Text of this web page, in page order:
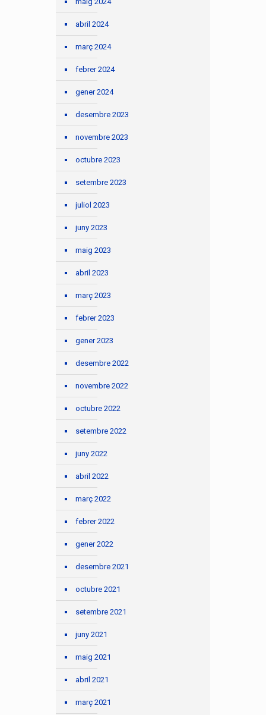
abril 2024
març 2024
febrer 2024
gener 2024
desembre 2023
novembre 2023
octubre 2023
setembre 2023
juliol 2023
juny 2023
maig 2023
abril 2023
març 2023
febrer 2023
gener 2023
desembre 2022
novembre 2022
octubre 2022
setembre 2022
juny 2022
abril 2022
març 2022
febrer 2022
gener 2022
desembre 2021
octubre 2021
setembre 2021
juny 2021
maig 2021
abril 2021
març 2021